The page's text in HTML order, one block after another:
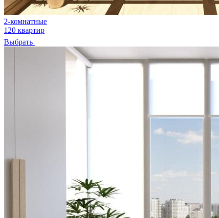
2-комнатные
120 квартир
Выбрать